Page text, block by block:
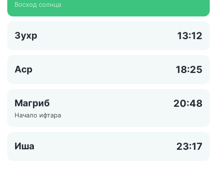
Восход солнца
Зухр 13:12
Аср 18:25
Магриб 20:48
Начало ифтара
Иша 23:17